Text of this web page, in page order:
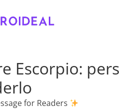
Escorpio:
for Readers